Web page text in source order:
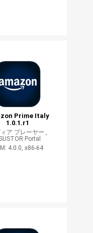
Prime Italy
1.0.1.r1
ア プレーヤー ,
Portal
4.0.0, x86-64